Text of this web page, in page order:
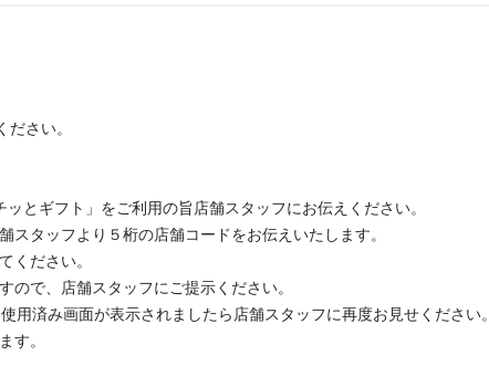
ださい。
とギフト」をご利用の旨店舗スタッフにお伝えください。
タッフより５桁の店舗コードをお伝えいたします。
ください。
で、店舗スタッフにご提示ください。
済み画面が表示されましたら店舗スタッフに再度お見せください。
す。